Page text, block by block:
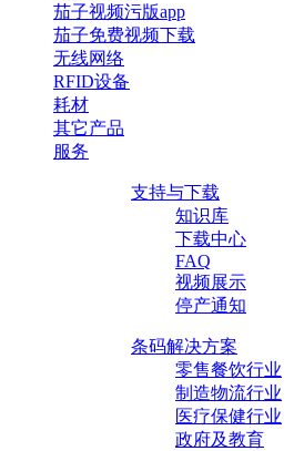
茄子视频污版app
茄子免费视频下载
无线网络
RFID设备
耗材
其它产品
服务
支持与下载
知识库
下载中心
FAQ
视频展示
停产通知
条码解决方案
零售餐饮行业
制造物流行业
医疗保健行业
政府及教育